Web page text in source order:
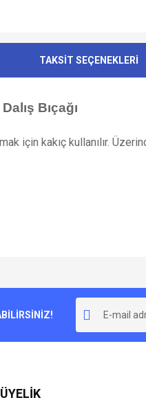
TAKSİT SEÇENEKLERİ
Bıçağı
için kakıç kullanılır.
ÜYELİK